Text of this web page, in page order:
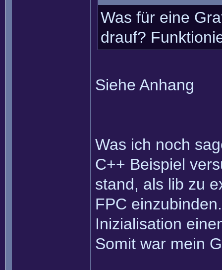
Was für eine
drauf?
Siehe Anhang
Was ich noch
C++ Beispiel
stand, als lib zu
FPC
Inizialisation
Somit war mein